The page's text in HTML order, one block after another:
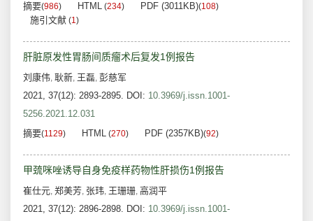
摘要(986) HTML (234) PDF (3011KB)(108)
施引文献 (1)
肝脏原发性胃肠间质瘤术后复发1例报告
刘康伟, 耿新, 王磊, 彭慈军
2021, 37(12): 2893-2895. DOI: 10.3969/j.issn.1001-
5256.2021.12.031
摘要(1129) HTML (270) PDF (2357KB)(92)
甲巯咪唑诱导自身免疫样药物性肝损伤1例报告
崔仕元, 郑美芳, 张玮, 王珊珊, 高润平
2021, 37(12): 2896-2898. DOI: 10.3969/j.issn.1001-